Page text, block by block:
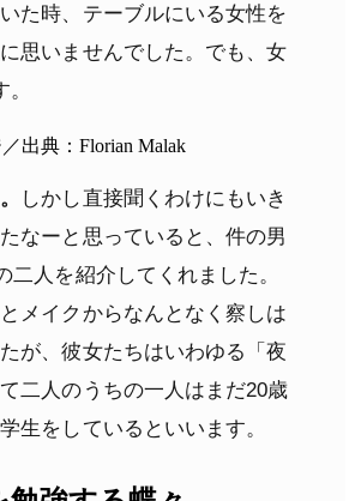
た時、テーブルにいる女性を
思いませんでした。でも、女
出典：Florian Malak
しかし直接聞くわけにもいき
なーと思っていると、件の男
二人を紹介してくれました。
メイクからなんとなく察しは
が、彼女たちはいわゆる「夜
二人のうちの一人はまだ20歳
生をしているといいます。